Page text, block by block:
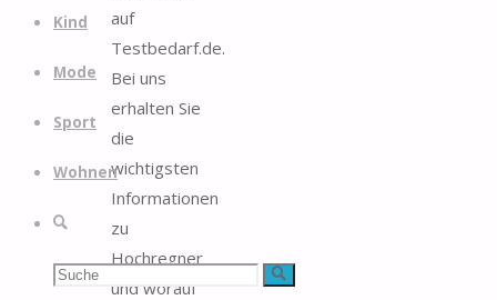
Kind
Mode
Sport
Wohnen
Suche
Suchen Suche
auf
Testbedarf.de.
Bei uns
erhalten Sie
die
wichtigsten
Informationen
zu
Hochregner
und worauf